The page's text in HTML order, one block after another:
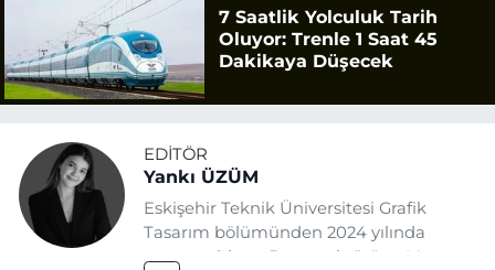
7 Saatlik Yolculuk Tarih
Oluyor: Trenle 1 Saat 45
Dakikaya Düşecek
EDITÖR
Yankı ÜZÜM
Eskişehir Teknik Üniversitesi Grafik
Tasarım bölümünden 2024 yılında
mezun oldum. Basın sektörüne Mayıs